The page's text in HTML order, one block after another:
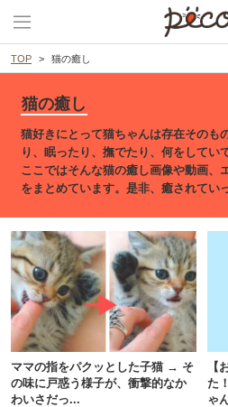
TOP 猫の癒し
猫の癒し
猫好きにとって猫ちゃんは存在そのも
り、眠ったり、撫でたり、何をしてい
ここではそんな猫の癒し画像や動画、
をまとめています。是非、癒されてい
ママの指をパクッとした子猫 → そ
の味に戸惑う様子が、衝撃的なか
わいさだっ...
【
た
ゃ